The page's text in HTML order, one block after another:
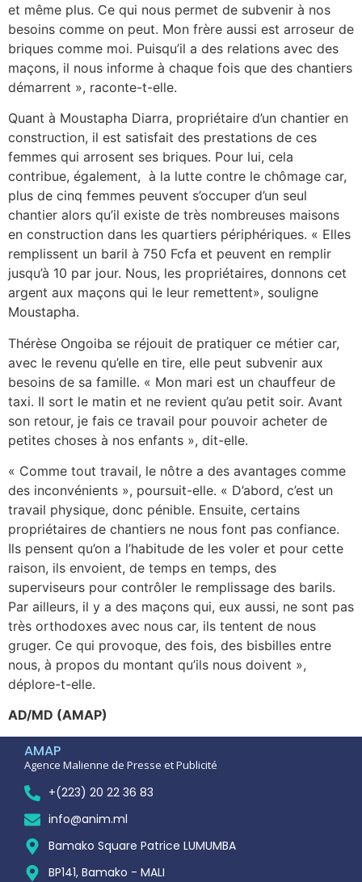
et même plus. Ce qui nous permet de subvenir à nos
besoins comme on peut. Mon frère aussi est arroseur de
briques comme moi. Puisqu’il a des relations avec des
maçons, il nous informe à chaque fois que des chantiers
démarrent », raconte-t-elle.
Quant à Moustapha Diarra, propriétaire d’un chantier en
construction, il est satisfait des prestations de ces
femmes qui arrosent ses briques. Pour lui, cela
contribue, également, à la lutte contre le chômage car,
plus de cinq femmes peuvent s’occuper d’un seul
chantier alors qu’il existe de très nombreuses maisons
en construction dans les quartiers périphériques. « Elles
remplissent un baril à 750 Fcfa et peuvent en remplir
jusqu’à 10 par jour. Nous, les propriétaires, donnons cet
argent aux maçons qui le leur remettent», souligne
Moustapha.
Thérèse Ongoiba se réjouit de pratiquer ce métier car,
avec le revenu qu’elle en tire, elle peut subvenir aux
besoins de sa famille. « Mon mari est un chauffeur de
taxi. Il sort le matin et ne revient qu’au petit soir. Avant
son retour, je fais ce travail pour pouvoir acheter de
petites choses à nos enfants », dit-elle.
« Comme tout travail, le nôtre a des avantages comme
des inconvénients », poursuit-elle. « D’abord, c’est un
travail physique, donc pénible. Ensuite, certains
propriétaires de chantiers ne nous font pas confiance.
Ils pensent qu’on a l’habitude de les voler et pour cette
raison, ils envoient, de temps en temps, des
superviseurs pour contrôler le remplissage des barils.
Par ailleurs, il y a des maçons qui, eux aussi, ne sont pas
très orthodoxes avec nous car, ils tentent de nous
gruger. Ce qui provoque, des fois, des bisbilles entre
nous, à propos du montant qu’ils nous doivent »,
déplore-t-elle.
AD/MD (AMAP)
AMAP
Agence Malienne de Presse et Publicité
+(223) 20 22 36 83
info@anim.ml
Bamako Square Patrice LUMUMBA
BP141, Bamako - MALI